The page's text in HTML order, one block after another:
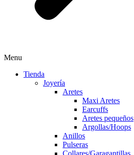
Menu
Tienda
Joyería
Aretes
Maxi Aretes
Earcuffs
Aretes pequeños
Argollas/Hoops
Anillos
Pulseras
Collares/Garagantillas